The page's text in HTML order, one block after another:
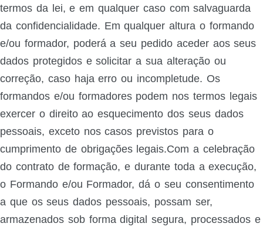
termos da lei, e em qualquer caso com salvaguarda
da confidencialidade. Em qualquer altura o formando
e/ou formador, poderá a seu pedido aceder aos seus
dados protegidos e solicitar a sua alteração ou
correção, caso haja erro ou incompletude. Os
formandos e/ou formadores podem nos termos legais
exercer o direito ao esquecimento dos seus dados
pessoais, exceto nos casos previstos para o
cumprimento de obrigações legais.Com a celebração
do contrato de formação, e durante toda a execução,
o Formando e/ou Formador, dá o seu consentimento
a que os seus dados pessoais, possam ser,
armazenados sob forma digital segura, processados e